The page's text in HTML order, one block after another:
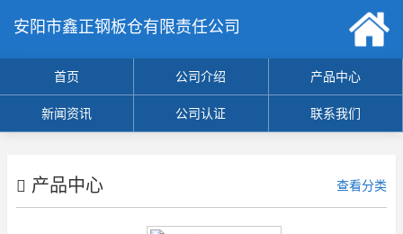
安阳市鑫正钢板仓有限责任公司
首页 公司介绍 产品中心
新闻资讯 公司认证 联系我们
产品中心 查看分类